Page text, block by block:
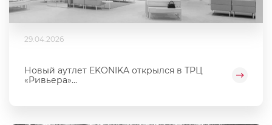
29.04.2026
Новый аутлет EKONIKA открылся в ТРЦ
«Ривьера»...